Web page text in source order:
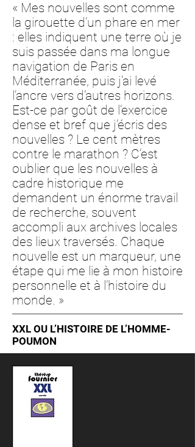
« Mes nouvelles sont comme
la girouette d’un phare en mer
: elles indiquent une terre où je
suis passée dans ma longue
navigation de Paris en
Méditerranée, puis j’ai levé
l’ancre vers d’autres horizons.
Est-ce par goût de l’exercice
dense et bref que j’écris des
nouvelles ? Le cent mètres
contre le marathon ? C’est
oublier que les nouvelles à
cadre historique me
demandent un énorme travail
de recherche, souvent
accompli aux archives locales
des lieux traversés. Chaque
nouvelle est un marqueur, une
étape qui me lie à mon histoire
personnelle et à l’histoire du
monde. »
XXL OU L’HISTOIRE DE L’HOMME-
POUMON